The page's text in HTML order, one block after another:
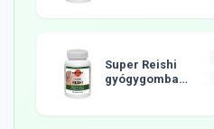
Super Reishi
gyógygomba